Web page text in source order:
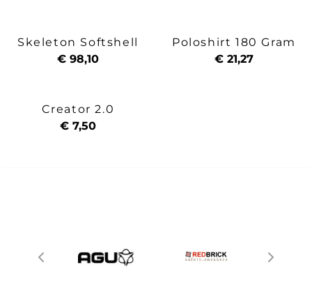
Skeleton Softshell
€ 98,10
Poloshirt 180 Gram
€ 21,27
Creator 2.0
€ 7,50